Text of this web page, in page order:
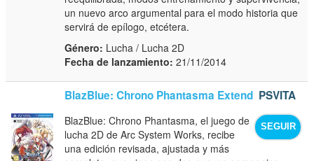
un nuevo arco argumental para el modo historia que
servirá de epílogo, etcétera.
Género: Lucha / Lucha 2D
Fecha de lanzamiento: 21/11/2014
BlazBlue: Chrono Phantasma Extend PSVITA
SEGUIR
BlazBlue: Chrono Phantasma, el juego de
lucha 2D de Arc System Works, recibe
una edición revisada, ajustada y más